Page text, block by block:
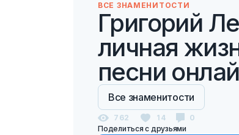
ВСЕ ЗНАМЕНИТОСТИ
Григорий
личная
песни
Все знаменитости
762 14 0
Поделиться с друзьями